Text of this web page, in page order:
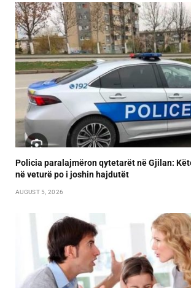
Policia paralajmëron qytetarët në Gjilan:
në veturë po i joshin hajdutët
AUGUST 5, 2026